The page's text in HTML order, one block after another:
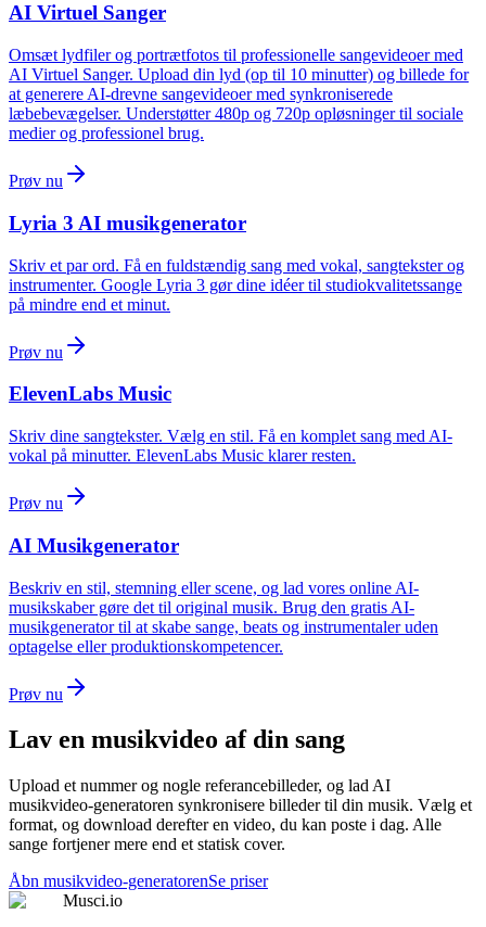
AI Virtuel Sanger
Omsæt lydfiler og portrætfotos til professionelle sangevideoer med
AI Virtuel Sanger. Upload din lyd (op til 10 minutter) og billede for
at generere AI-drevne sangevideoer med synkroniserede
læbebevægelser. Understøtter 480p og 720p opløsninger til sociale
medier og professionel brug.
Prøv nu
Lyria 3 AI musikgenerator
Skriv et par ord. Få en fuldstændig sang med vokal, sangtekster og
instrumenter. Google Lyria 3 gør dine idéer til studiokvalitetssange
på mindre end et minut.
Prøv nu
ElevenLabs Music
Skriv dine sangtekster. Vælg en stil. Få en komplet sang med AI-
vokal på minutter. ElevenLabs Music klarer resten.
Prøv nu
AI Musikgenerator
Beskriv en stil, stemning eller scene, og lad vores online AI-
musikskaber gøre det til original musik. Brug den gratis AI-
musikgenerator til at skabe sange, beats og instrumentaler uden
optagelse eller produktionskompetencer.
Prøv nu
Lav en musikvideo af din sang
Upload et nummer og nogle referancebilleder, og lad AI
musikvideo-generatoren synkronisere billeder til din musik. Vælg et
format, og download derefter en video, du kan poste i dag. Alle
sange fortjener mere end et statisk cover.
Åbn musikvideo-generatorenSe priser
Musci.io